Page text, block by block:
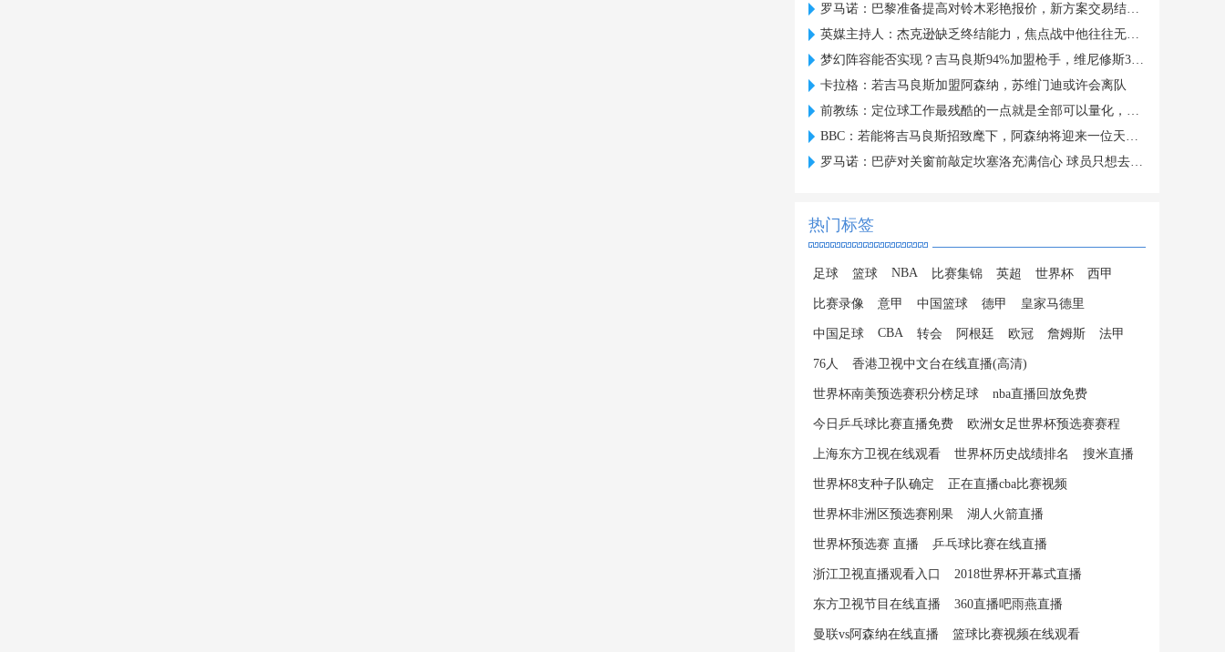
罗马诺：巴黎准备提高对铃木彩艳报价，新方案交易结构也会不同
英媒主持人：杰克逊缺乏终结能力，焦点战中他往往无法进球
梦幻阵容能否实现？吉马良斯94%加盟枪手，维尼修斯30%小蜘蛛12%
卡拉格：若吉马良斯加盟阿森纳，苏维门迪或许会离队
前教练：定位球工作最残酷的一点就是全部可以量化，结果黑白分明
BBC：若能将吉马良斯招致麾下，阿森纳将迎来一位天生的领袖
罗马诺：巴萨对关窗前敲定坎塞洛充满信心 球员只想去巴萨踢球
热门标签
足球 篮球 NBA 比赛集锦 英超 世界杯 西甲
比赛录像 意甲 中国篮球 德甲 皇家马德里
中国足球 CBA 转会 阿根廷 欧冠 詹姆斯 法甲
76人 香港卫视中文台在线直播(高清)
世界杯南美预选赛积分榜足球 nba直播回放免费
今日乒乓球比赛直播免费 欧洲女足世界杯预选赛赛程
上海东方卫视在线观看 世界杯历史战绩排名 搜米直播
世界杯8支种子队确定 正在直播cba比赛视频
世界杯非洲区预选赛刚果 湖人火箭直播
世界杯预选赛 直播 乒乓球比赛在线直播
浙江卫视直播观看入口 2018世界杯开幕式直播
东方卫视节目在线直播 360直播吧雨燕直播
曼联vs阿森纳在线直播 篮球比赛视频在线观看